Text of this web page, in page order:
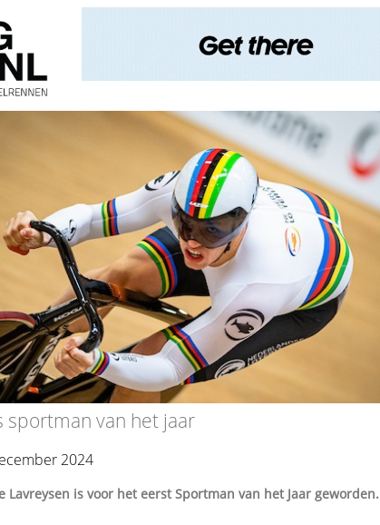
sportman van het jaar
2024
Lavreysen is voor het eerst Sportman van het Jaar geworden.